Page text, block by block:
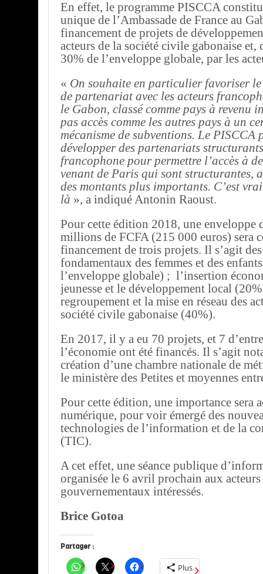
En effet, le programme PISCCA
unique de l’Ambassade de France au
financement de projets de
acteurs de la société civile gabonaise et,
30% de l’enveloppe globale, par les
« On souhaite en particulier favoriser le
de partenariat avec les acteurs
le Gabon, classé comme pays à revenu
pas accès comme les autres pays à un
mécanisme de subventions. Le PISCCA
développer des partenariats
francophone pour permettre l’accès à
venant de Paris qui sont structurantes,
des montants plus importants. C’est
là », a indiqué Antonin Raoust.
Pour cette édition 2018, une enveloppe
millions de FCFA (215 000 euros) sera
financement de trois projets. Il s’agit
fondamentaux des femmes et des
l’enveloppe globale) ; l’insertion
jeunesse et le développement local
regroupement et la mise en réseau des
société civile gabonaise (40%).
En 2017, il y a eu 70 projets, et 7
l’économie ont été financés. Il s’agit
création d’une chambre nationale de
le ministère des Petites et moyennes
Pour cette édition, une importance sera
numérique, pour voir émergé des
technologies de l’information et de la
(TIC).
A cet effet, une séance publique
organisée le 6 avril prochain aux
gouvernementaux intéressés.
Brice Gotoa
Partager :
Plus